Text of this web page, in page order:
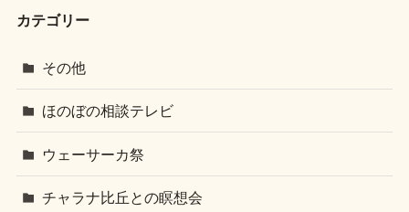
カテゴリー
その他
ほのぼの相談テレビ
ウェーサーカ祭
チャラナ比丘との瞑想会